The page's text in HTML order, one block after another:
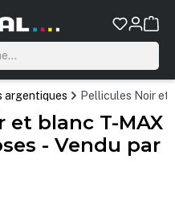
argentiques Pellicules Noir et
et blanc T-MAX
- Vendu par